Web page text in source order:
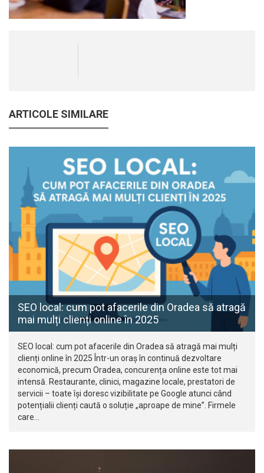
ARTICOLE SIMILARE
SEO local: cum pot afacerile din Oradea să atragă
mai mulți clienți online în 2025
SEO local: cum pot afacerile din Oradea să atragă mai mulți
clienți online în 2025 Într-un oraș în continuă dezvoltare
economică, precum Oradea, concurența online este tot mai
intensă. Restaurante, clinici, magazine locale, prestatori de
servicii – toate își doresc vizibilitate pe Google atunci când
potențialii clienți caută o soluție „aproape de mine”. Firmele
care…